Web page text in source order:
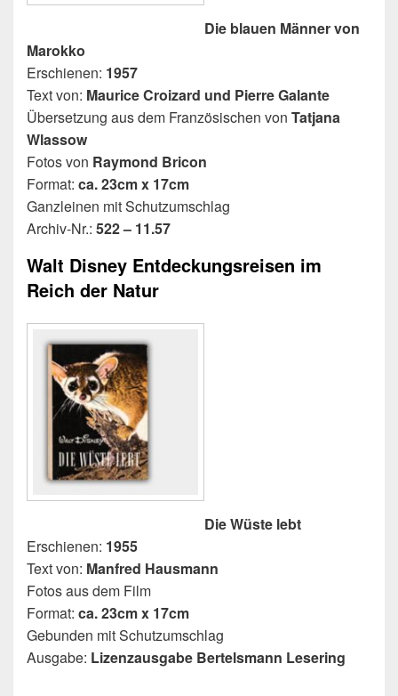
Die blauen Männer von
Marokko
Erschienen: 1957
Text von: Maurice Croizard und Pierre Galante
Übersetzung aus dem Französischen von Tatjana
Wlassow
Fotos von Raymond Bricon
Format: ca. 23cm x 17cm
Ganzleinen mit Schutzumschlag
Archiv-Nr.: 522 – 11.57
Walt Disney Entdeckungsreisen im
Reich der Natur
Die Wüste lebt
Erschienen: 1955
Text von: Manfred Hausmann
Fotos aus dem Film
Format: ca. 23cm x 17cm
Gebunden mit Schutzumschlag
Ausgabe: Lizenzausgabe Bertelsmann Lesering